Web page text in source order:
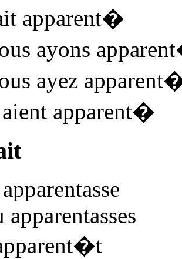
apparent�
ayons apparent
ayez apparent
aient apparent�
apparentasse
apparentasses
�t